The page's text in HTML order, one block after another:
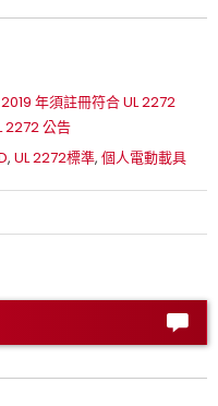
年須註冊符合 UL 2272
2272 公告
, UL 2272標準, 個人電動載具